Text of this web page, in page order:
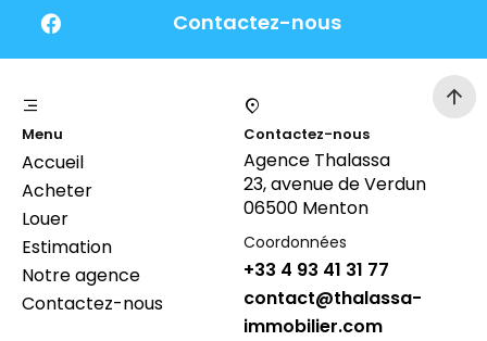
Contactez-nous
Menu
Accueil
Acheter
Louer
Estimation
Notre agence
Contactez-nous
Contactez-nous
Agence Thalassa
23, avenue de Verdun
06500 Menton
Coordonnées
+33 4 93 41 31 77
contact@thalassa-
immobilier.com